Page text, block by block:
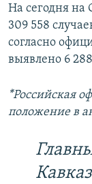
На сегодня на
309 558
согласно
выявлено 6
*Российская
положение в